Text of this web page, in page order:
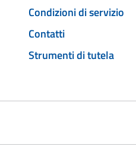
Condizioni di servizio
Contatti
Strumenti di tutela